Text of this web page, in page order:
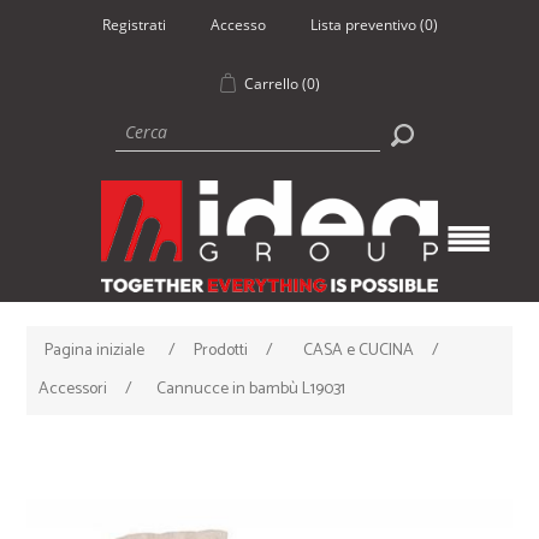
Registrati Accesso Lista preventivo (0)
Carrello (0)
Pagina iniziale / Prodotti / CASA e CUCINA
/
Accessori
/ Cannucce in bambù L19031